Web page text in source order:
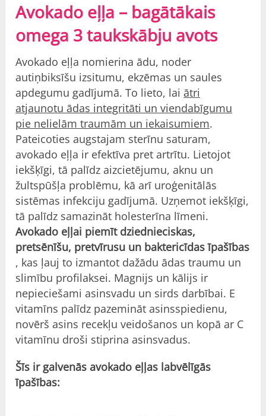
Avokado eļļa – bagātākais
omega 3 taukskābju avots
Avokado eļļa nomierina ādu, noder
autiņbiksīšu izsitumu, ekzēmas un saules
apdegumu gadījumā. To lieto, laiātri
atjaunotu ādas integritāti un viendabīgumu
pie nelielām traumām un iekaisumiem.
Pateicoties augstajam sterīnu saturam,
avokado eļļa ir efektīva pret artrītu. Lietojot
iekšķīgi, tā palīdz aizcietējumu, aknu un
žultspūšļa problēmu, kā arī uroģenitālās
sistēmas infekciju gadījumā. Uzņemot iekšķīgi,
tā palīdz samazināt holesterīna līmeni.
Avokado eļļai piemīt dziednieciskas,
pretsēnīšu, pretvīrusu un baktericīdas īpašības
, kas ļauj to izmantot dažādu ādas traumu un
slimību profilaksei. Magnijs un kālijs ir
nepieciešami asinsvadu un sirds darbībai. E
vitamīns palīdz pazemināt asinsspiedienu,
novērš asins recekļu veidošanos un kopā ar C
vitamīnu droši stiprina asinsvadus.
Šīs ir galvenās avokado eļļas labvēlīgās
īpašības: